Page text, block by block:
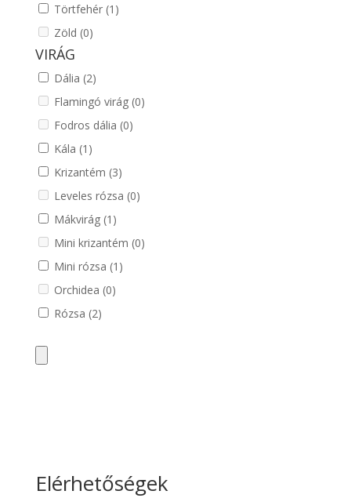
Törtfehér (1)
Zöld (0)
VIRÁG
Dália (2)
Flamingó virág (0)
Fodros dália (0)
Kála (1)
Krizantém (3)
Leveles rózsa (0)
Mákvirág (1)
Mini krizantém (0)
Mini rózsa (1)
Orchidea (0)
Rózsa (2)
Elérhetőségek